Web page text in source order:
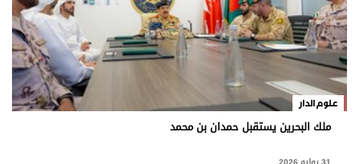
علوم الدار
ملك البحرين يستقبل حمدان بن محمد